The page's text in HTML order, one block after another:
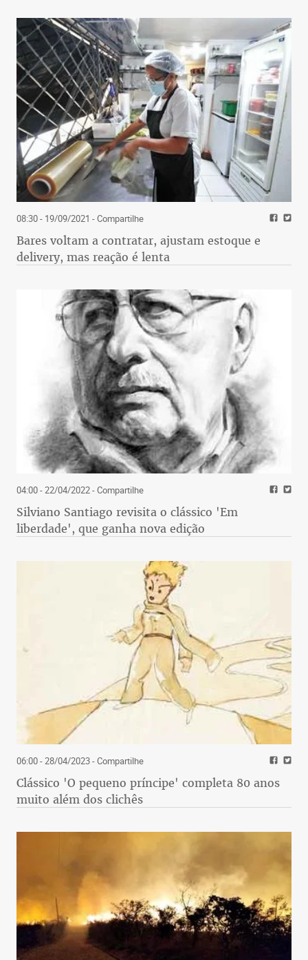
08:30 - 19/09/2021 - Compartilhe
Bares voltam a contratar, ajustam estoque e
delivery, mas reação é lenta
04:00 - 22/04/2022- Compartilhe
Silviano Santiago revisita o clássico 'Em
liberdade', que ganha nova edição
06:00 - 28/04/2023- Compartilhe
Clássico 'O pequeno príncipe' completa 80 anos
muito além dos clichês